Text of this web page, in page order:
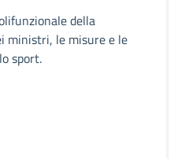
della
ministri, le misure e le
sport.